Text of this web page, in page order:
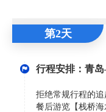
第2天
行程安排：青
拒绝常规行程的
餐后游览【栈桥